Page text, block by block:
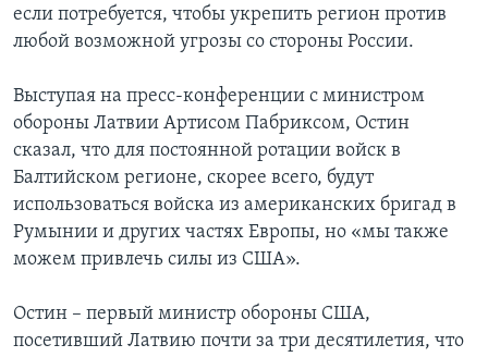
если потребуется, чтобы укрепить регион против
любой возможной угрозы со стороны России.
Выступая на пресс-конференции с министром
обороны Латвии Артисом Пабриксом, Остин
сказал, что для постоянной ротации войск в
Балтийском регионе, скорее всего, будут
использоваться войска из американских бригад в
Румынии и других частях Европы, но «мы также
можем привлечь силы из США».
Остин – первый министр обороны США,
посетивший Латвию почти за три десятилетия, что